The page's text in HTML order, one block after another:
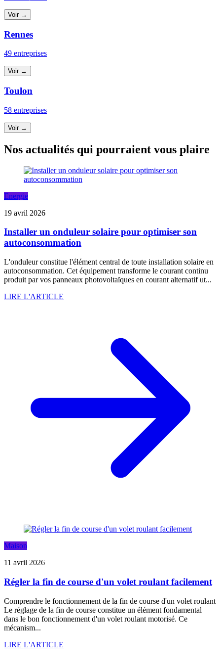
Voir →
Rennes
49 entreprises
Voir →
Toulon
58 entreprises
Voir →
Nos actualités qui pourraient vous plaire
Energie
19 avril 2026
Installer un onduleur solaire pour optimiser son
autoconsommation
L'onduleur constitue l'élément central de toute installation solaire en
autoconsommation. Cet équipement transforme le courant continu
produit par vos panneaux photovoltaïques en courant alternatif ut...
LIRE L'ARTICLE
Maison
11 avril 2026
Régler la fin de course d'un volet roulant facilement
Comprendre le fonctionnement de la fin de course d'un volet roulant
Le réglage de la fin de course constitue un élément fondamental
dans le bon fonctionnement d'un volet roulant motorisé. Ce
mécanism...
LIRE L'ARTICLE